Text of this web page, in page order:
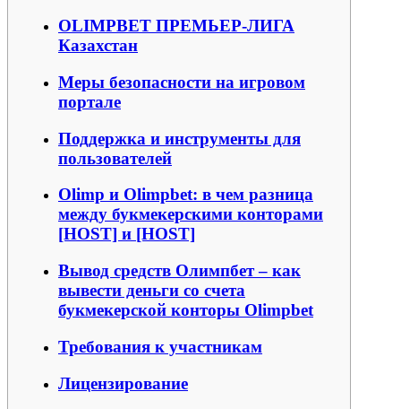
OLIMPBET ПРЕМЬЕР-ЛИГА
Казахстан
Меры безопасности на игровом
портале
Поддержка и инструменты для
пользователей
Olimp и Olimpbet: в чем разница
между букмекерскими конторами
[HOST] и [HOST]
Вывод средств Олимпбет – как
вывести деньги со счета
букмекерской конторы Olimpbet
Требования к участникам
Лицензирование